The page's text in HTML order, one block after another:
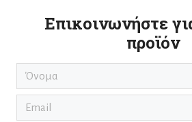
Επικοινωνήστε
προϊόν